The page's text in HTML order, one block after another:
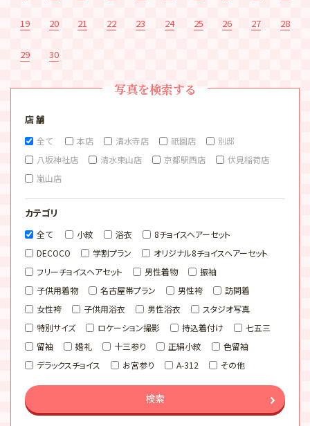
19 20 21 22 23 24 25 26 27 28
29 30
写真を検索する
店 舗
全て 本店 清水寺店 祇園店
別邸
八坂神社店
清水東山店 京都駅西店
伏見稲荷店
嵐山店
カテゴリ
全て 小紋 浴衣
8チョイスヘアーセット
DECOCO
学割プラン
オリジナル8チョイスヘアーセット
フリーチョイスヘアセット
男性着物
振袖
子供用着物
名古屋帯プラン 男性袴
訪問着
女性袴
子供用浴衣 男性浴衣
スタジオ写真
特別サイズ
ロケーション撮影 持込着付け
七五三
留袖
婚礼 十三参り 正絹小紋
色留袖
デラックスチョイス
お宮参り A-312 その他
検索